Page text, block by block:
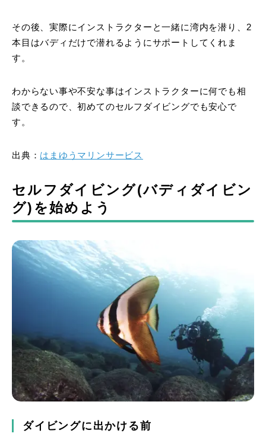
その後、実際にインストラクターと一緒に湾内を潜り、2
本目はバディだけで潜れるようにサポートしてくれま
す。
わからない事や不安な事はインストラクターに何でも相
談できるので、初めてのセルフダイビングでも安心で
す。
出典： はまゆうマリンサービス
セルフダイビング(バディダイビン
グ)を始めよう
ダイビングに出かける前